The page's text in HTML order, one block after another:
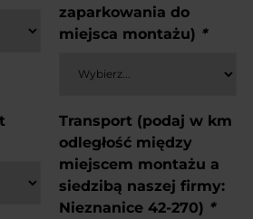
zaparkowania do
miejsca montażu) *
Transport (podaj w km
odległość między
miejscem montażu a
siedzibą naszej firmy:
Nieznanice 42-270) *